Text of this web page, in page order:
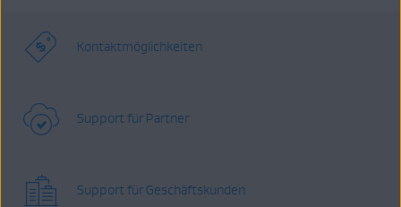
Kontaktmöglichkeiten
Support für Partner
Support für Geschäftskunden